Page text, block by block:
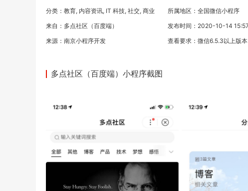
分类： 教育, 内容资讯, IT 科技, 社交, 商业
所属地区：全国微信小程序
来自：多点社区（百度端）
发布时间：2020-10-14 15:57
来源： 南京小程序开发 查看要求：微信6.5.3以上版本
多点社区（百度端）小程序截图